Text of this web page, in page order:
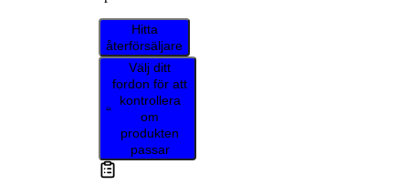
Hitta
återförsäljare
Välj ditt
fordon för att
kontrollera
om
produkten
passar